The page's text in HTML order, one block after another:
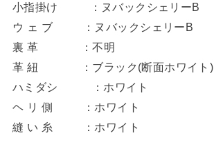
小指掛け ：ヌバックシェリーB
ウ ェ ブ ：ヌバックシェリーB
裏 革 ：不明
革 紐 ：ブラック(断面ホワイト)
ハミダシ ：ホワイト
ヘ リ 側 ：ホワイト
縫 い 糸 ：ホワイト